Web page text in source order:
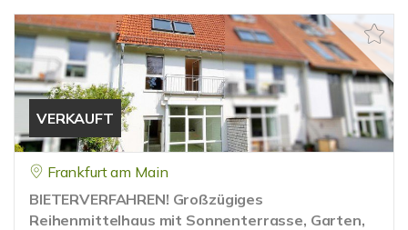
VERKAUFT
Frankfurt am Main
BIETERVERFAHREN! Großzügiges
Reihenmittelhaus mit Sonnenterrasse, Garten,